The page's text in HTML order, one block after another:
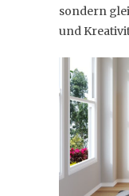
sondern
und